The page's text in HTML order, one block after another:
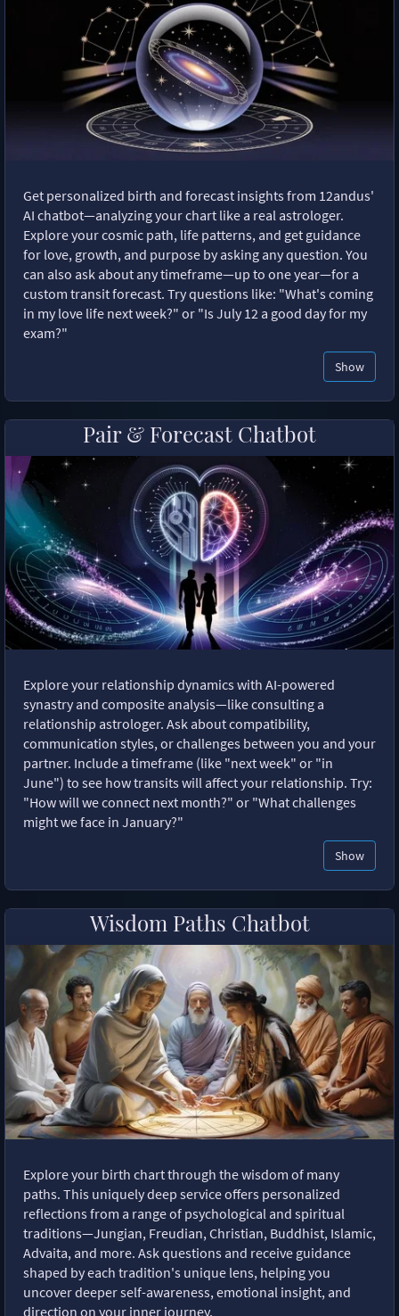
Get personalized birth and forecast insights from 12andus'
AI chatbot—analyzing your chart like a real astrologer.
Explore your cosmic path, life patterns, and get guidance
for love, growth, and purpose by asking any question. You
can also ask about any timeframe—up to one year—for a
custom transit forecast. Try questions like: "What's coming
in my love life next week?" or "Is July 12 a good day for my
exam?"
Show
Pair & Forecast Chatbot
Explore your relationship dynamics with AI-powered
synastry and composite analysis—like consulting a
relationship astrologer. Ask about compatibility,
communication styles, or challenges between you and your
partner. Include a timeframe (like "next week" or "in
June") to see how transits will affect your relationship. Try:
"How will we connect next month?" or "What challenges
might we face in January?"
Show
Wisdom Paths Chatbot
Explore your birth chart through the wisdom of many
paths. This uniquely deep service offers personalized
reflections from a range of psychological and spiritual
traditions—Jungian, Freudian, Christian, Buddhist, Islamic,
Advaita, and more. Ask questions and receive guidance
shaped by each tradition's unique lens, helping you
uncover deeper self-awareness, emotional insight, and
direction on your inner journey.